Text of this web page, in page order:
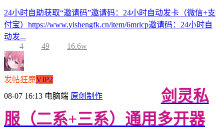
24小时自助获取“邀请码”邀请码：24小时自动发卡（微信+支
付宝）https://www.yishengfk.cn/item/6mrlcp邀请码：24小时自
动发...
4
49 16.6w
发帖狂魔VIP2
08-07 16:13 电脑端 原创制作
剑灵私
服（二系+三系）通用多开器